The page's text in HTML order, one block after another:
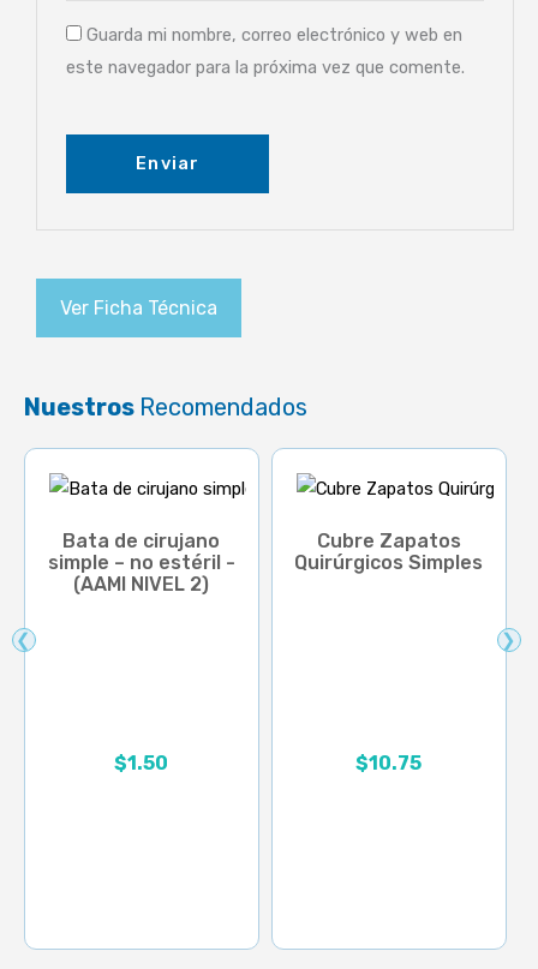
Guarda mi nombre, correo electrónico y web en
este navegador para la próxima vez que comente.
Ver Ficha Técnica
Nuestros Recomendados
❮ ❯
Bata de cirujano
simple – no estéril -
(AAMI NIVEL 2)
$1.50
Cubre Zapatos
Quirúrgicos Simples
$10.75